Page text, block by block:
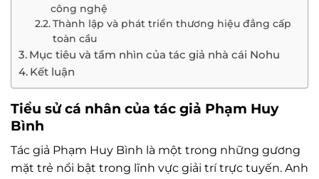
công nghệ
Thành lập và phát triển thương hiệu đẳng cấp
toàn cầu
Mục tiêu và tầm nhìn của tác giả nhà cái Nohu
Kết luận
Tiểu sử cá nhân của tác giả Phạm Huy
Bình
Tác giả Phạm Huy Bình là một trong những gương
mặt trẻ nổi bật trong lĩnh vực giải trí trực tuyến. Anh